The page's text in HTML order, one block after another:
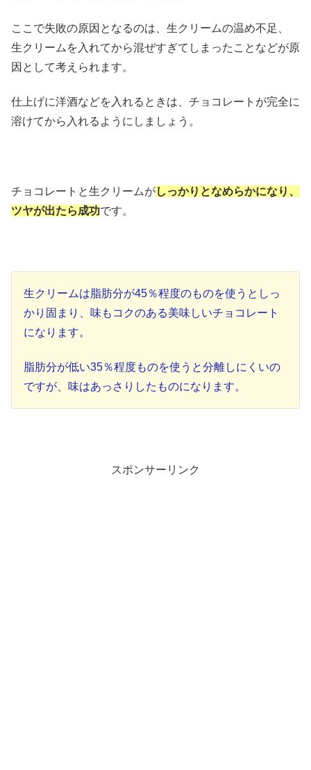
ここで失敗の原因となるのは、生クリームの温め不足、
生クリームを入れてから混ぜすぎてしまったことなどが原
因として考えられます。
仕上げに洋酒などを入れるときは、チョコレートが完全に
溶けてから入れるようにしましょう。
チョコレートと生クリームがしっかりとなめらかになり、
ツヤが出たら成功です。
生クリームは脂肪分が45％程度のものを使うとしっ
かり固まり、味もコクのある美味しいチョコレート
になります。
脂肪分が低い35％程度ものを使うと分離しにくいの
ですが、味はあっさりしたものになります。
スポンサーリンク